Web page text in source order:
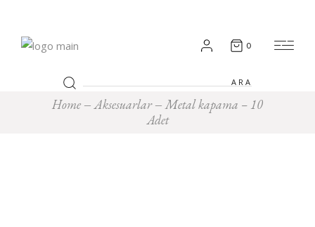
0
Search
for:
Home Aksesuarlar
Metal kapama – 10
Adet